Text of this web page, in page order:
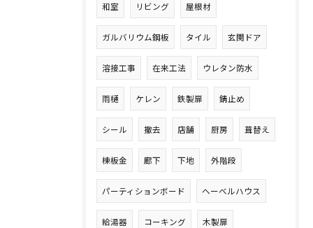
和室 リビング 屋根材
ガルバリウム鋼板 タイル 玄関ドア
溶接工事 在来工法 ウレタン防水
雨樋 ケレン 鉄製扉 錆止め
シール 撤去 店舗 厨房 葺替え
棟板金 廊下 下地 外階段
パーティションボード ヘーベルハウス
給湯器 コーキング 木製扉